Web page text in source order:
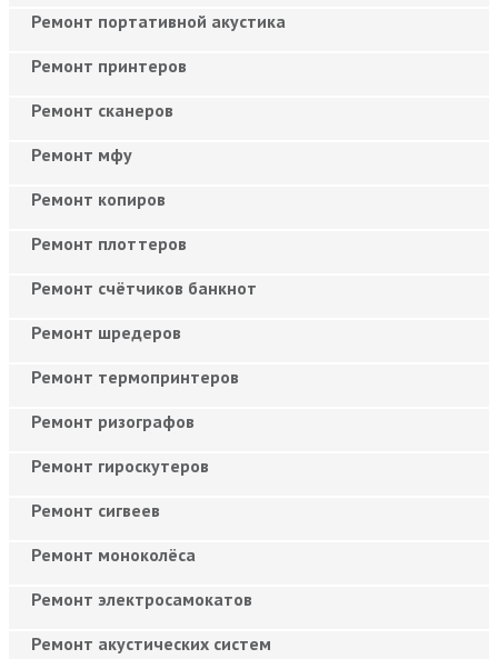
Ремонт портативной акустика
Ремонт принтеров
Ремонт сканеров
Ремонт мфу
Ремонт копиров
Ремонт плоттеров
Ремонт счётчиков банкнот
Ремонт шредеров
Ремонт термопринтеров
Ремонт ризографов
Ремонт гироскутеров
Ремонт сигвеев
Ремонт моноколёса
Ремонт электросамокатов
Ремонт акустических систем